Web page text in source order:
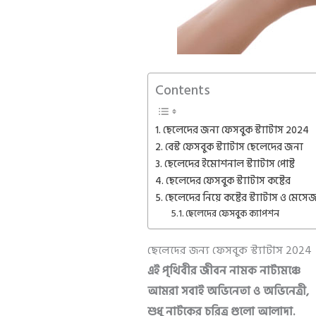
Contents
ছেলেদের জন্য ফেসবুক স্ট্যাটাস 2024
বেস্ট ফেসবুক স্ট্যাটাস ছেলেদের জন্য
ছেলেদের ইমোশনাল স্ট্যাটাস পোষ্ট
ছেলেদের ফেসবুক স্ট্যাটাস কষ্টের
ছেলেদের নিয়ে কষ্টের স্ট্যাটাস ও
ছেলেদের ফেসবুক ক্যাপশন
ছেলেদের জন্য ফেসবুক স্ট্যাটাস 2024
এই পৃথিবীর জীবন নামক নাট্যমঞ্চে
আমরা সবাই অভিনেতা ও অভিনেত্রী,
শুধু নাটকের চরিত্র গুলো আলাদা.